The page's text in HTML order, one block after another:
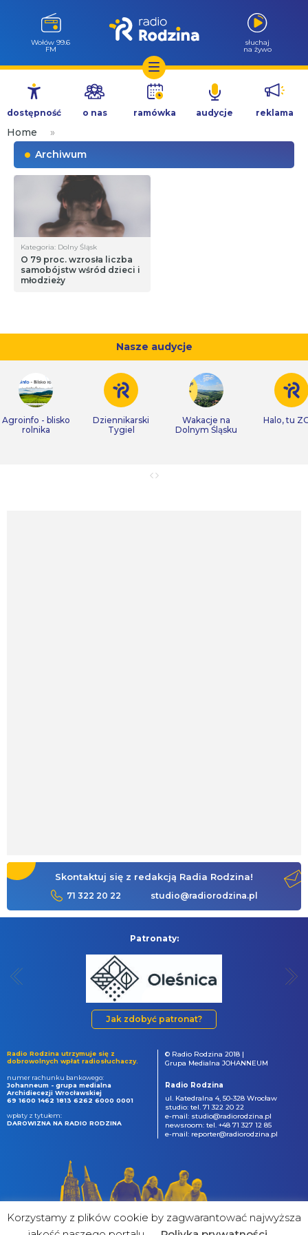
Przejdź
treści
Wołów 99.6
FM
słuchaj
na żywo
dostępność o nas ramówka audycje reklama
Home
»
Archiwum
Kategoria: Dolny Śląsk
O 79 proc. wzrosła liczba
samobójstw wśród dzieci i
młodzieży
Nasze audycje
Agroinfo - blisko
rolnika
Dziennikarski
Tygiel
Wakacje na
Dolnym Śląsku
Halo, tu
Skontaktuj się z redakcją Radia Rodzina!
71 322 20 22 studio@radiorodzina.pl
Patronaty:
Jak zdobyć patronat?
Radio Rodzina utrzymuje się z
dobrowolnych wpłat radiosłuchaczy.
numer rachunku bankowego:
Johanneum - grupa medialna
Archidiecezji Wrocławskiej
69 1600 1462 1813 6262 6000 0001
wpłaty z tytułem:
DAROWIZNA NA RADIO RODZINA
© Radio Rodzina 2018 |
Grupa Medialna JOHANNEUM
Radio Rodzina
ul. Katedralna 4, 50-328 Wrocław
studio: tel. 71 322 20 22
e-mail: studio@radiorodzina.pl
newsroom: tel. +48 71 327 12 85
e-mail: reporter@radiorodzina.pl
Korzystamy z plików cookie by zagwarantować najwyższa